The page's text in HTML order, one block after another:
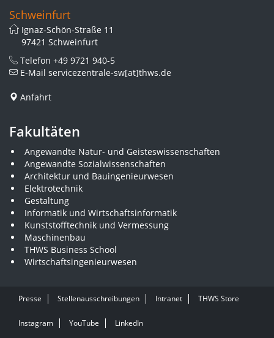
Schweinfurt
Ignaz-Schön-Straße 11
97421 Schweinfurt
Telefon +49 9721 940-5
E-Mail servicezentrale-sw[at]thws.de
Anfahrt
Fakultäten
Angewandte Natur- und Geisteswissenschaften
Angewandte Sozialwissenschaften
Architektur und Bauingenieurwesen
Elektrotechnik
Gestaltung
Informatik und Wirtschaftsinformatik
Kunststofftechnik und Vermessung
Maschinenbau
THWS Business School
Wirtschaftsingenieurwesen
Presse Stellenausschreibungen Intranet THWS Store
Instagram YouTube LinkedIn